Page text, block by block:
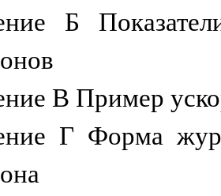
Б
В Пример
Г Форма